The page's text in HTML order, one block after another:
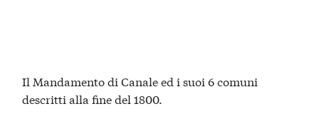
Il Mandamento di Canale ed i suoi 6 comuni
descritti alla fine del 1800.